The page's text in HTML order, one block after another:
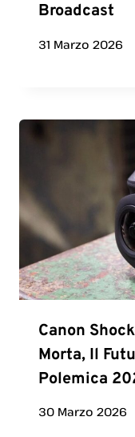
Broadcast
31 Marzo 2026
Canon
Morta, Il
Polemica
30 Marzo 2026